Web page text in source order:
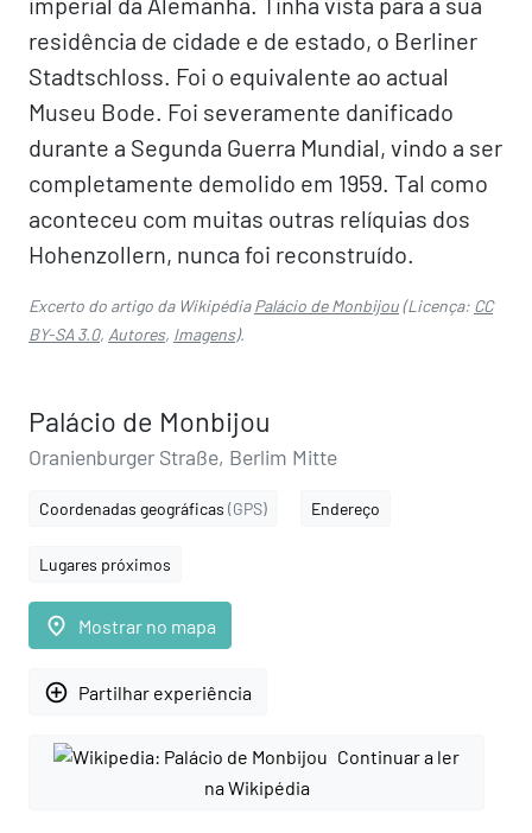
residência de cidade e de estado, o Berliner
Stadtschloss. Foi o equivalente ao actual
Museu Bode. Foi severamente danificado
durante a Segunda Guerra Mundial, vindo a ser
completamente demolido em 1959. Tal como
aconteceu com muitas outras relíquias dos
Hohenzollern, nunca foi reconstruído.
Excerto do artigo da WikipédiaPalácio de Monbijou(Licença: CC
BY-SA 3.0, Autores, Imagens).
Palácio de Monbijou
Oranienburger Straße, Berlim Mitte
Coordenadas geográficas (GPS) Endereço
Lugares próximos
place Mostrar no mapa
add_circle_outline Partilhar experiência
Continuar a ler
na Wikipédia